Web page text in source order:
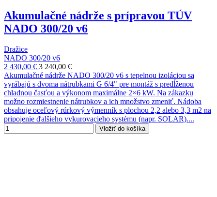
Akumulačné nádrže s prípravou TÚV
NADO 300/20 v6
Dražice
NADO 300/20 v6
2 430,00 € 3 240,00 €
Akumulačné nádrže NADO 300/20 v6 s tepelnou izoláciou sa
vyrábajú s dvoma nátrubkami G 6/4" pre montáž s predĺženou
chladnou časťou a výkonom maximálne 2×6 kW. Na zákazku
možno rozmiestnenie nátrubkov a ich množstvo zmeniť. Nádoba
obsahuje oceľový rúrkový výmenník s plochou 2,2 alebo 3,3 m2 na
pripojenie ďalšieho vykurovacieho systému (napr. SOLAR)....
Vložiť do košíka